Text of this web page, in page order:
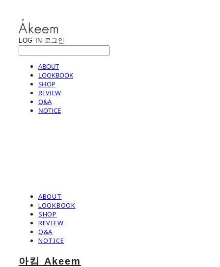
LOG IN 로그인
ABOUT
LOOKBOOK
SHOP
REVIEW
Q&A
NOTICE
ABOUT
LOOKBOOK
SHOP
REVIEW
Q&A
NOTICE
아킴 Akeem